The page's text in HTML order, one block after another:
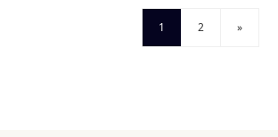
1 2 »